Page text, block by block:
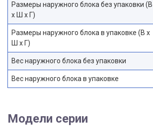
Размеры наружного блока без упаковки (В
х Ш х Г)
Размеры наружного блока в упаковке (В х
Ш х Г)
Вес наружного блока без упаковки
Вес наружного блока в упаковке
Модели серии